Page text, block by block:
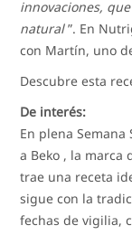
innovaciones,
natural”. En
con Martín, uno
Descubre esta
De interés:
En plena
a Beko , la marca
trae una receta
sigue con la
fechas de vigilia,